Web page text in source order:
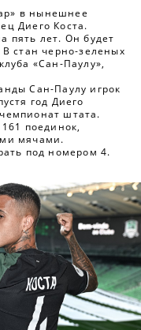
в нынешнее
Диего Коста.
пять лет. Он будет
стан черно-зеленых
«Сан-Паулу»,
Сан-Паулу игрок
год Диего
штата.
поединок,
мячами.
под номером 4.